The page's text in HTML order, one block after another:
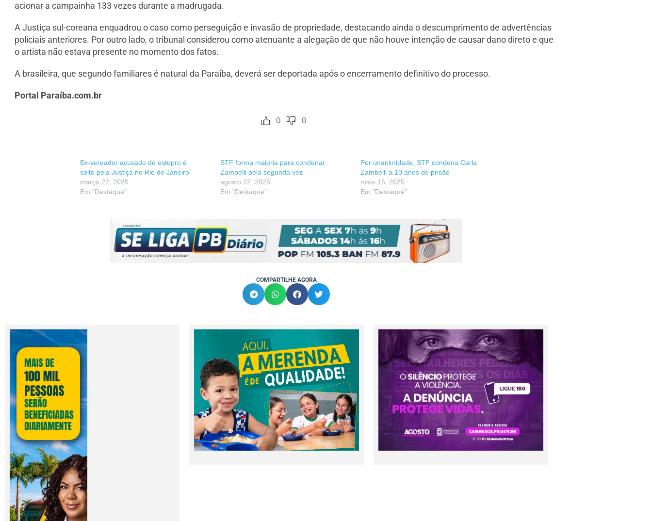
acionar a campainha 133 vezes durante a madrugada.
A Justiça sul-coreana enquadrou o caso como perseguição e invasão de propriedade, destacando ainda o descumprimento de advertências
policiais anteriores. Por outro lado, o tribunal considerou como atenuante a alegação de que não houve intenção de causar dano direto e que
o artista não estava presente no momento dos fatos.
A brasileira, que segundo familiares é natural da Paraíba, deverá ser deportada após o encerramento definitivo do processo.
Portal Paraíba.com.br
0 0
Ex-vereador acusado de estupro é
solto pela Justiça no Rio de Janeiro
março 22, 2025
Em "Destaque"
STF forma maioria para condenar
Zambelli pela segunda vez
agosto 22, 2025
Em "Destaque"
Por unanimidade, STF condena Carla
Zambelli a 10 anos de prisão
maio 15, 2025
Em "Destaque"
COMPARTILHE AGORA